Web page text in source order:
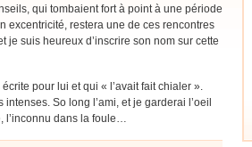
qui tombaient fort à point à une période
excentricité, restera une de ces rencontres
je suis heureux d’inscrire son nom sur cette
écrite pour lui et qui « l’avait fait chialer ».
So long l’ami, et je garderai l’oeil
l’inconnu dans la foule…